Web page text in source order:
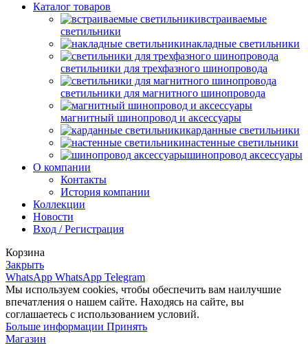
Каталог товаров
встраиваемые
светильники
накладные светильники
светильники для трехфазного шинопровода
светильники для магнитного шинопровода
магнитный шинопровод и аксессуары
карданные светильники
настенные светильники
шинопровод аксессуары
О компании
Контакты
История компании
Коллекции
Новости
Вход / Регистрация
Корзина
Закрыть
WhatsApp WhatsApp Telegram
Мы используем cookies, чтобы обеспечить вам наилучшие
впечатления о нашем сайте. Находясь на сайте, вы
соглашаетесь с использованием условий.
Больше информации Больше
Принять
Магазин